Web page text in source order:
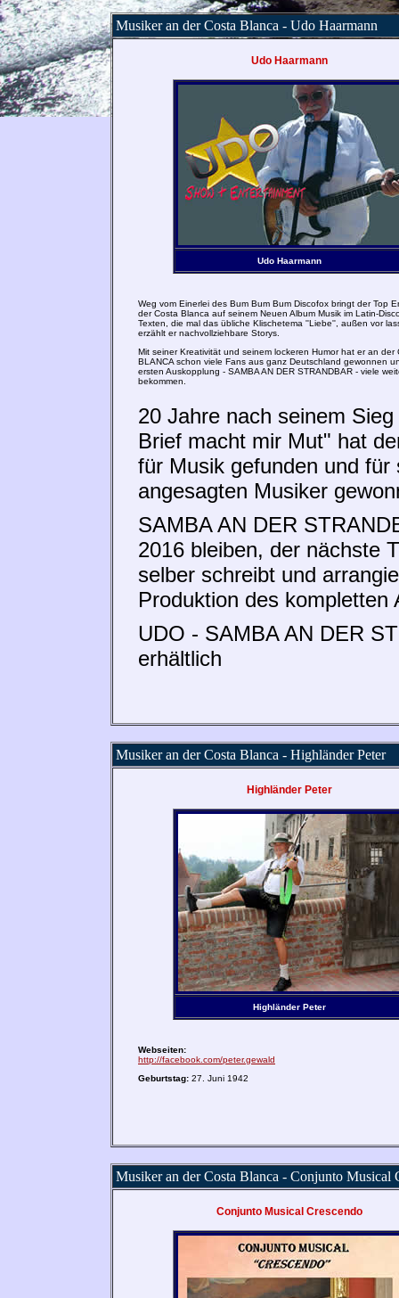
Musiker an der Costa Blanca - Udo Haarmann
Udo Haarmann
Udo Haarmann
Weg vom Einerlei des Bum Bum Bum Discofox bringt der Top
der Costa Blanca auf seinem Neuen Album Musik im Latin-
Texten, die mal das übliche Klischetema ''Liebe'', außen vor
erzählt er nachvollziehbare Storys.
Mit seiner Kreativität und seinem lockeren Humor hat er an der
BLANCA schon viele Fans aus ganz Deutschland gewonnen
ersten Auskopplung - SAMBA AN DER STRANDBAR - viele
bekommen.
20 Jahre nach seinem
Brief macht mir Mut" hat
für Musik gefunden und für
angesagten Musiker
SAMBA AN DER
2016 bleiben, der nächste
selber schreibt und
Produktion des kompletten
UDO - SAMBA AN DER
erhältlich
Musiker an der Costa Blanca - Highländer Peter
Highländer Peter
Highländer Peter
Webseiten:
http://facebook.com/peter.gewald
Geburtstag: 27. Juni 1942
Musiker an der Costa Blanca - Conjunto Musical
Conjunto Musical Crescendo